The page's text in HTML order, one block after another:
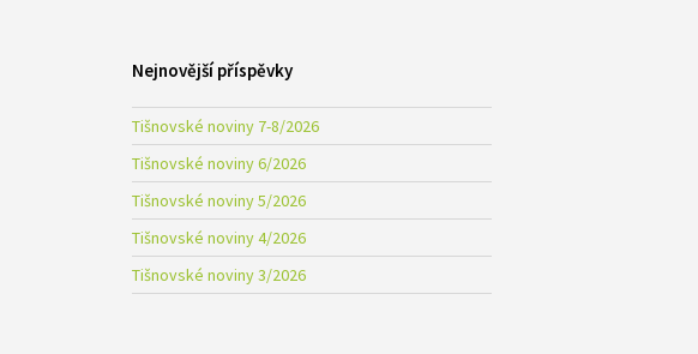
Nejnovější příspěvky
Tišnovské noviny 7-8/2026
Tišnovské noviny 6/2026
Tišnovské noviny 5/2026
Tišnovské noviny 4/2026
Tišnovské noviny 3/2026